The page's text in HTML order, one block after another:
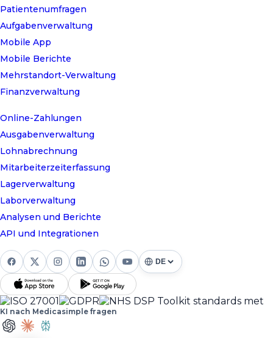
Patientenumfragen
Aufgabenverwaltung
Mobile App
Mobile Berichte
Mehrstandort-Verwaltung
Finanzverwaltung
Online-Zahlungen
Ausgabenverwaltung
Lohnabrechnung
Mitarbeiterzeiterfassung
Lagerverwaltung
Laborverwaltung
Analysen und Berichte
API und Integrationen
KI nach Medicasimple fragen